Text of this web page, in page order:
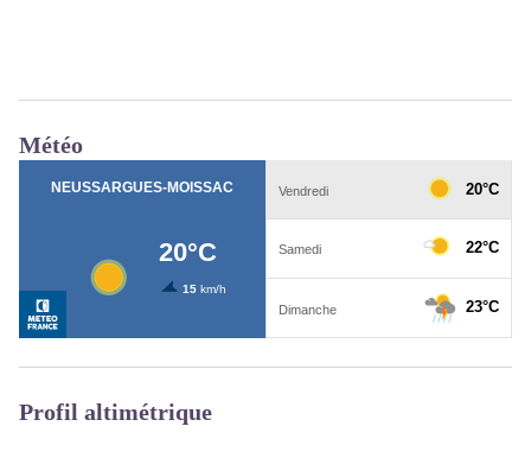
Météo
Profil altimétrique